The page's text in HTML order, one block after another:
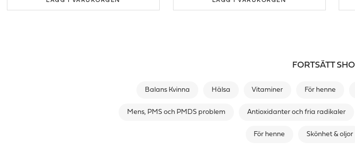
FORTSÄTT
Balans Kvinna Hälsa Vitaminer För henne
Mens, PMS och PMDS problem Antioxidanter och fria radikaler
För henne Skönhet & oljor